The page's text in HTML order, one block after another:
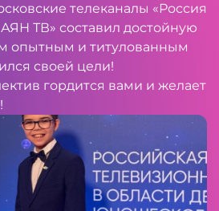
телеканалы «Россия
ТВ» составил достойную
опытным и титулованным
своей цели!
гордится вами и желает